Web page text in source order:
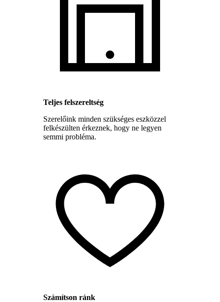
Teljes felszereltség
Szerelőink minden szükséges eszközzel
felkészülten érkeznek, hogy ne legyen
semmi probléma.
Számítson ránk